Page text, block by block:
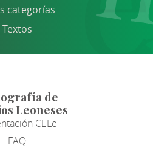
categorías
Textos
de
Leoneses
CELe
FAQ